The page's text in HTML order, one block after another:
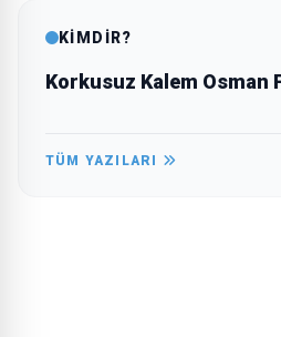
KİMDİR?
Korkusuz Kalem Osman
TÜM YAZILARI